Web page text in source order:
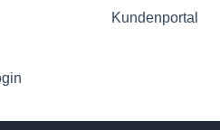
Kundenportal